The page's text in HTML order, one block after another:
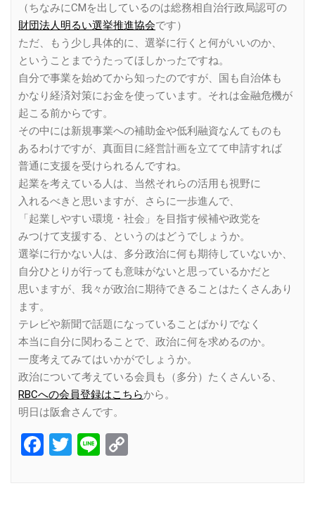
（ちなみにCMを出しているのは総務相自治行政局認可の
財団法人明るい選挙推進協会です）
ただ、もう少し具体的に、選挙に行くと何がいいのか、
ということまでうたってほしかったですね。
自分で事業を始めてから知ったのですが、国も自治体も
かなり経済対策にお金を使っています。それは金融危機が
起こる前からです。
その中には新規事業への補助金や低利融資なんてものも
あるわけですが、真面目に経営計画を立てて申請すれば
普通に支援を受けられるんですね。
起業を考えている人は、当然それらの活用も視野に
入れるべきと思いますが、さらに一歩進んで、
「起業しやすい環境・社会」を目指す候補や政党を
みつけて支援する、というのはどうでしょうか。
選挙に行かない人は、多分政治に何も期待していないか、
自分ひとりが行っても意味がないと思っているかだと
思いますが、我々が政治に期待できることはたくさんあり
ます。
テレビや新聞で話題になっていることばかりでなく
本当に自分に関わることで、政治に何を求めるのか。
一度考えてみてはいかがでしょうか。
政治について考えている会員も（多分）たくさんいる、
RBCへの会員登録はこちらから。
明日は阪倉さんです。
Facebook
Twitter
Line